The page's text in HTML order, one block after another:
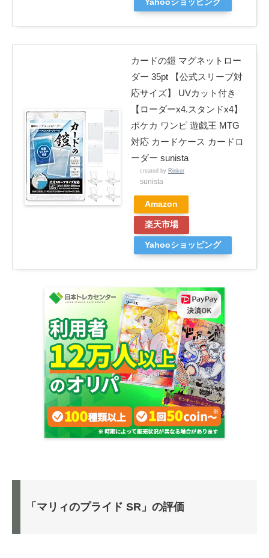
Yahooショッピング
カードの鎧 マグネットロー
ダー 35pt 【公式スリーブ対
応サイズ】 UVカット付き
【ローダーx4.スタンドx4】
ポケカ ワンピ 遊戯王 MTG
対応 カードケース カードロ
ーダー sunista
created by Rinker
sunista
Amazon
楽天市場
Yahooショッピング
「マリィのプライド SR」の評価